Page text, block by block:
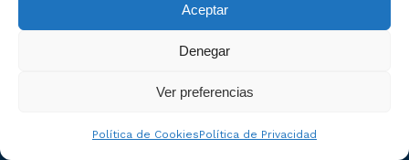
Aceptar
Denegar
Ver preferencias
Política de CookiesPolítica de Privacidad
Aviso Legal y Política de Privacidad